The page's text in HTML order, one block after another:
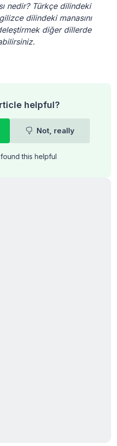
nedir? Türkçe dilindeki
dilindeki manasını
diğer dillerde
helpful?
Not, really
this helpful